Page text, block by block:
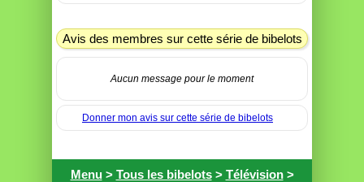
Avis des membres sur cette série de bibelots
Aucun message pour le moment
Donner mon avis sur cette série de bibelots
Menu> Tous les bibelots> Télévision>